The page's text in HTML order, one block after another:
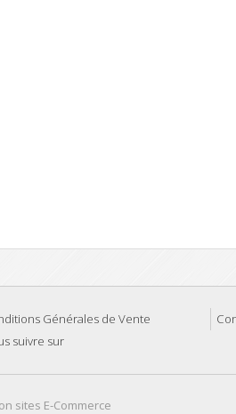
Générales de Vente
suivre sur
sites E-Commerce